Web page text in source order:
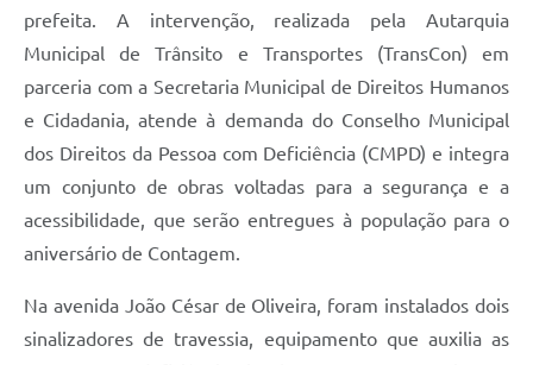
prefeita. A intervenção, realizada pela Autarquia
Municipal de Trânsito e Transportes (TransCon) em
parceria com a Secretaria Municipal de Direitos Humanos
e Cidadania, atende à demanda do Conselho Municipal
dos Direitos da Pessoa com Deficiência (CMPD) e integra
um conjunto de obras voltadas para a segurança e a
acessibilidade, que serão entregues à população para o
aniversário de Contagem.
Na avenida João César de Oliveira, foram instalados dois
sinalizadores de travessia, equipamento que auxilia as